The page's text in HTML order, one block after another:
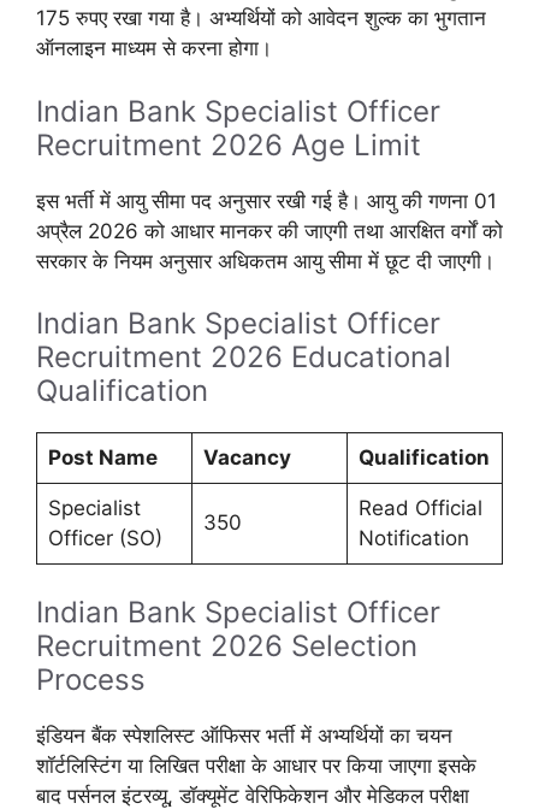
175 रुपए रखा गया है। अभ्यर्थियों को आवेदन शुल्क का भुगतान
ऑनलाइन माध्यम से करना होगा।
Indian Bank Specialist Officer
Recruitment 2026 Age Limit
इस भर्ती में आयु सीमा पद अनुसार रखी गई है। आयु की गणना 01
अप्रैल 2026 को आधार मानकर की जाएगी तथा आरक्षित वर्गों को
सरकार के नियम अनुसार अधिकतम आयु सीमा में छूट दी जाएगी।
Indian Bank Specialist Officer
Recruitment 2026 Educational
Qualification
Post Name Vacancy Qualification
Specialist
Officer (SO)
350
Read Official
Notification
Indian Bank Specialist Officer
Recruitment 2026 Selection
Process
इंडियन बैंक स्पेशलिस्ट ऑफिसर भर्ती में अभ्यर्थियों का चयन
शॉर्टलिस्टिंग या लिखित परीक्षा के आधार पर किया जाएगा इसके
बाद पर्सनल इंटरव्यू, डॉक्यूमेंट वेरिफिकेशन और मेडिकल परीक्षा